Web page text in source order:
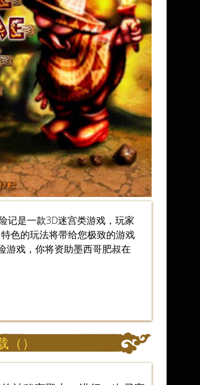
记是一款3D迷宫类游戏，玩家
色的玩法将带给您极致的游戏
游戏，你将资助墨西哥肥叔在
）